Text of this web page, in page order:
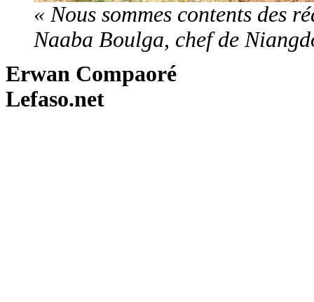
« Nous sommes contents des
Naaba Boulga, chef de
Erwan Compaoré
Lefaso.net